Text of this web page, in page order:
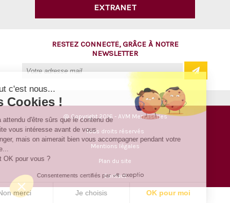
EXTRANET
RESTEZ CONNECTÉ, GRÂCE À NOTRE
NEWSLETTER
@ Copyright 2016 - AVM Menuiseries
Tous droits réservés
Mentions légales
Plan du site
Contact
Salut c'est nous...
les Cookies !
On a attendu d'être sûrs que le contenu de
ce site vous intéresse avant de vous
déranger, mais on aimerait bien vous accompagner pendant votre
C'est OK pour vous ?
Consentements certifiés par
Non merci Je choisis OK pour moi